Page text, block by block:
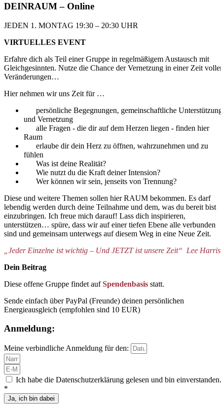
DEINRAUM– Online
JEDEN 1. MONTAG 19:30 – 20:30 UHR​
VIRTUELLES EVENT
Erfahre dich als Teil einer Gruppe in regelmäßigem Austausch mit
Gleichgesinnten. Nutze die Chance der Vernetzung in einer Zeit
Veränderungen…
Hier nehmen wir uns Zeit für …
persönliche Begegnungen, gemeinschaftliche
und Vernetzung
alle Fragen - die dir auf dem Herzen liegen - finden hier
Raum
erlaube dir dein Herz zu öffnen, wahrzunehmen und zu
fühlen
Was ist deine Realität?
Wie nutzt du die Kraft deiner Intension?
Wer können wir sein, jenseits von Trennung?
Diese und weitere Themen sollen hier RAUM bekommen. Es darf
lebendig werden durch deine Teilnahme und dem, was du bereit bist
einzubringen. Ich freue mich darauf! Lass dich inspirieren,
unterstützen… spüre, dass wir auf einer tiefen Ebene alle verbunden
sind und gemeinsam unterwegs auf diesem Weg in eine Neue Zeit.
„Jeder Einzelne ist wichtig – Und JETZT ist unsere Zeit“ Lee Harris
Dein Beitrag
Diese offene Gruppe findet aufSpendenbasis statt.
Sende einfach über PayPal (Freunde) deinen persönlichen
Energieausgleich (empfohlen sind 10 EUR)
Anmeldung:
Meine verbindliche Anmeldung für den:
Ich habe die Datenschutzerklärung gelesen und bin einverstanden.
*
Ja, ich bin dabei